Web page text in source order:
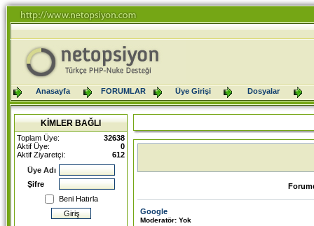
Anasayfa FORUMLAR Üye Girişi Dosyalar
KİMLER BAĞLI
Toplam Üye:
32638
Aktif Üye:
0
Aktif Ziyaretçi:
612
Üye Adı
Şifre
Beni Hatırla
Google
Moderatör: Yok